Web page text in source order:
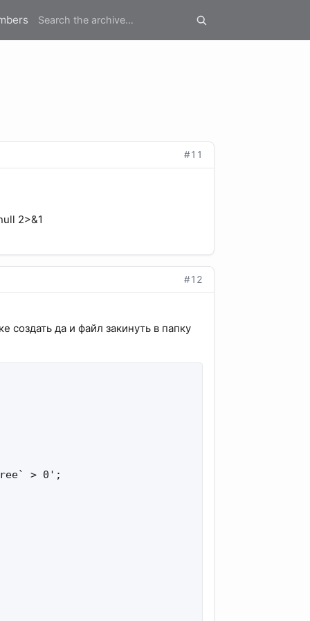
#11
2>&1
#12
да и файл закинуть в папку
> 0';